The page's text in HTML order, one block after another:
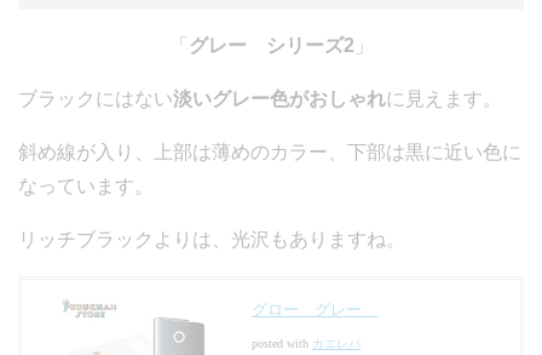
「 グレー シリーズ2 」
ブラックにはない淡いグレー色がおしゃれに見えます。
斜め線が入り、上部は薄めのカラー、下部は黒に近い色に
なっています。
リッチブラックよりは、光沢もありますね。
グロー グレー
posted with カエレバ